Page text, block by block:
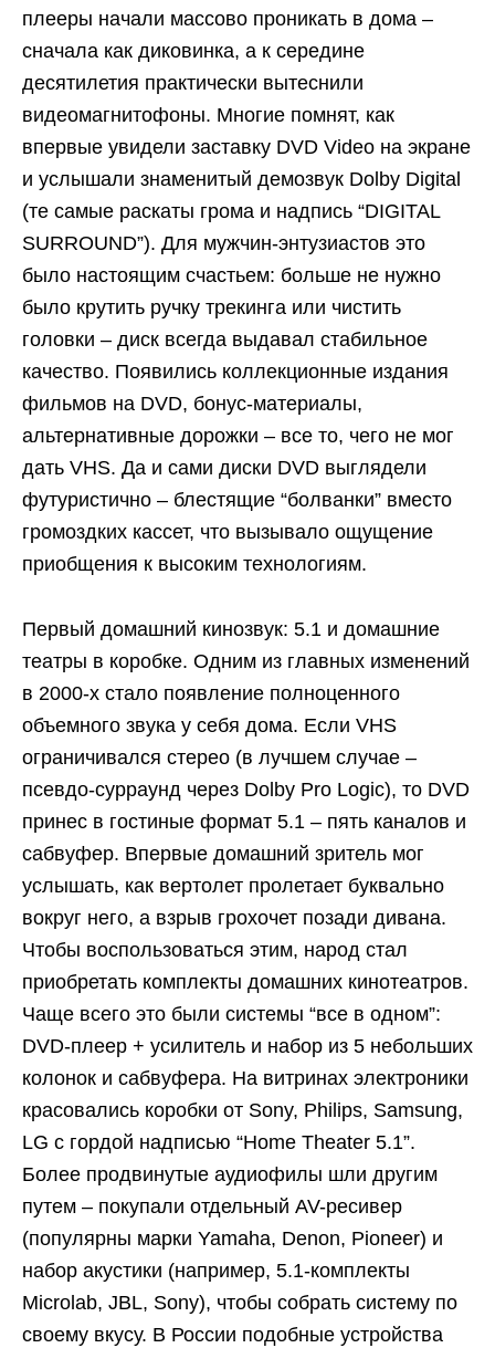
плееры начали массово проникать в дома –
сначала как диковинка, а к середине
десятилетия практически вытеснили
видеомагнитофоны. Многие помнят, как
впервые увидели заставку DVD Video на экране
и услышали знаменитый демозвук Dolby Digital
(те самые раскаты грома и надпись “DIGITAL
SURROUND”). Для мужчин-энтузиастов это
было настоящим счастьем: больше не нужно
было крутить ручку трекинга или чистить
головки – диск всегда выдавал стабильное
качество. Появились коллекционные издания
фильмов на DVD, бонус-материалы,
альтернативные дорожки – все то, чего не мог
дать VHS. Да и сами диски DVD выглядели
футуристично – блестящие “болванки” вместо
громоздких кассет, что вызывало ощущение
приобщения к высоким технологиям.
Первый домашний кинозвук: 5.1 и домашние
театры в коробке. Одним из главных изменений
в 2000-х стало появление полноценного
объемного звука у себя дома. Если VHS
ограничивался стерео (в лучшем случае –
псевдо-сурраунд через Dolby Pro Logic), то DVD
принес в гостиные формат 5.1 – пять каналов и
сабвуфер. Впервые домашний зритель мог
услышать, как вертолет пролетает буквально
вокруг него, а взрыв грохочет позади дивана.
Чтобы воспользоваться этим, народ стал
приобретать комплекты домашних кинотеатров.
Чаще всего это были системы “все в одном”:
DVD-плеер + усилитель и набор из 5 небольших
колонок и сабвуфера. На витринах электроники
красовались коробки от Sony, Philips, Samsung,
LG с гордой надписью “Home Theater 5.1”.
Более продвинутые аудиофилы шли другим
путем – покупали отдельный AV-ресивер
(популярны марки Yamaha, Denon, Pioneer) и
набор акустики (например, 5.1-комплекты
Microlab, JBL, Sony), чтобы собрать систему по
своему вкусу. В России подобные устройства